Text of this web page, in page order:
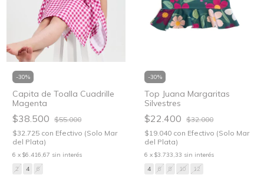
-30%
Capita de Toalla Cuadrille
Magenta
$38.500 $55.000
$32.725 con Efectivo (Solo Mar
del Plata)
6 x $6.416,67 sin interés
2
4 6
-30%
Top Juana Margaritas
Silvestres
$22.400 $32.000
$19.040 con Efectivo (Solo Mar
del Plata)
6 x $3.733,33 sin interés
4
6 8 10 12